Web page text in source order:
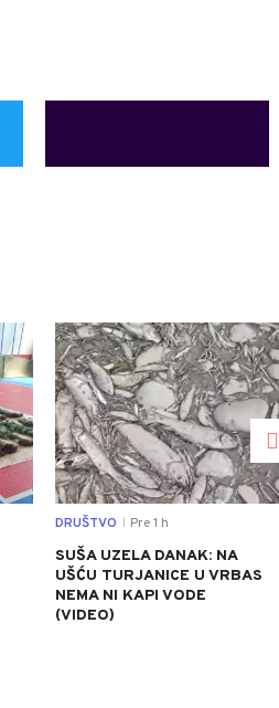
0
DRUŠTVO Pre 1 h
SUŠA UZELA DANAK: NA
UŠĆU TURJANICE U VRBAS
NEMA NI KAPI VODE
(VIDEO)